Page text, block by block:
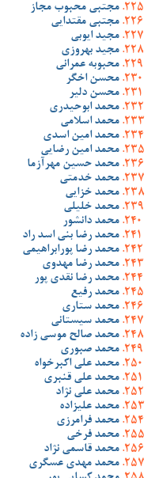
مجتبی محبوب مجاز
مجتبی مقتدایی
مجید ایوبی
مجید بهروزی
محبوبه عمرانی
محسن اخگر
محسن دلیر
محمد ابوحیدری
محمد اسلامی
محمد امین اسدی
محمد امین رضایی
محمد حسین مهرآزما
محمد خدمتی
محمد خزایی
محمد خلیلی
محمد دانشور
محمد رضا بنی اسد راد
محمد رضا پورابراهیمی
محمد رضا مهدوی
محمد رضا نقدی پور
محمد رفیع
محمد ستاری
محمد سیستانی
محمد صالح موسی زاده
محمد صبوری
محمد علی اکبرخواه
محمد علی قنبری
محمد علی نژاد
محمد علیزاده
محمد فرامرزی
محمد فرخی
محمد قاسمی نژاد
محمد مهدی عسگری